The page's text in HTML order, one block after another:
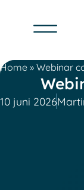
Home » Webinar
10 juni 2026